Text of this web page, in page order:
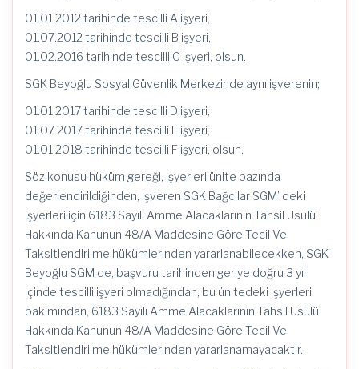
01.01.2012 tarihinde tescilli A işyeri,
01.07.2012 tarihinde tescilli B işyeri,
01.02.2016 tarihinde tescilli C işyeri, olsun.
SGK Beyoğlu Sosyal Güvenlik Merkezinde aynı işverenin;
01.01.2017 tarihinde tescilli D işyeri,
01.07.2017 tarihinde tescilli E işyeri,
01.01.2018 tarihinde tescilli F işyeri, olsun.
Söz konusu hüküm gereği, işyerleri ünite bazında
değerlendirildiğinden, işveren SGK Bağcılar SGM’ deki
işyerleri için 6183 Sayılı Amme Alacaklarının Tahsil Usulü
Hakkında Kanunun 48/A Maddesine Göre Tecil Ve
Taksitlendirilme hükümlerinden yararlanabilecekken, SGK
Beyoğlu SGM de, başvuru tarihinden geriye doğru 3 yıl
içinde tescilli işyeri olmadığından, bu ünitedeki işyerleri
bakımından, 6183 Sayılı Amme Alacaklarının Tahsil Usulü
Hakkında Kanunun 48/A Maddesine Göre Tecil Ve
Taksitlendirilme hükümlerinden yararlanamayacaktır.